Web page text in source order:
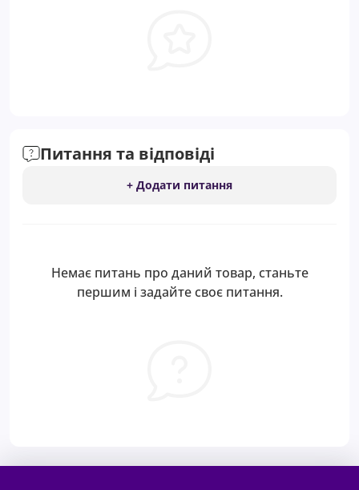
Питання та відповіді
+ Додати питання
Немає питань про даний товар, станьте
першим і задайте своє питання.